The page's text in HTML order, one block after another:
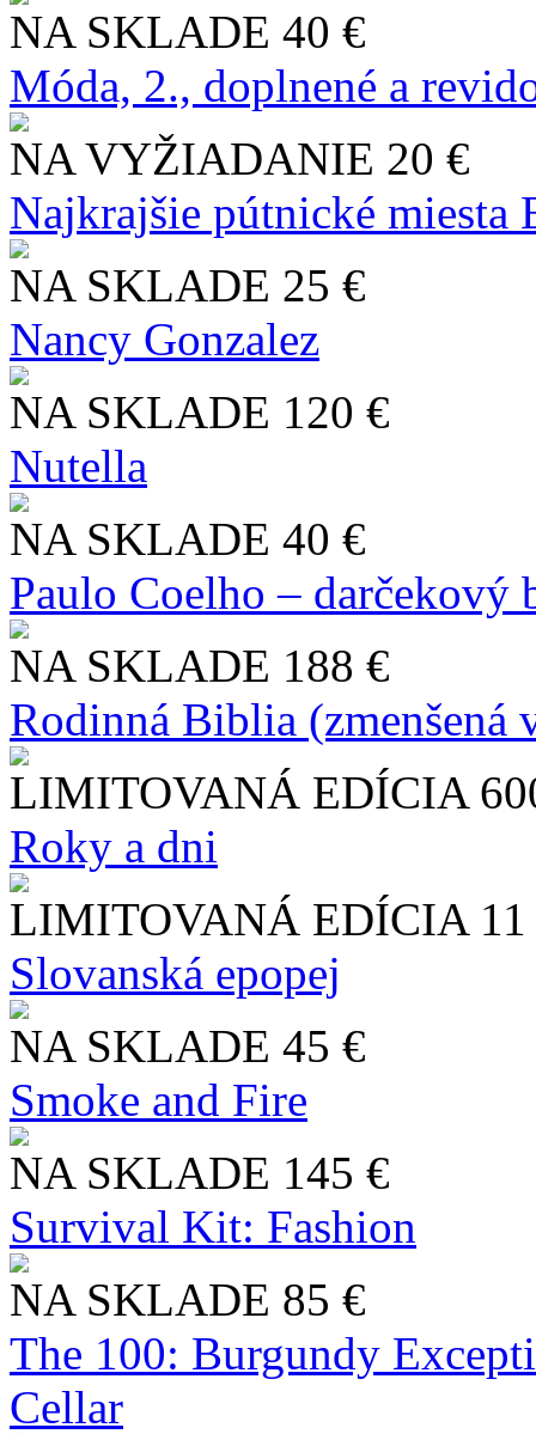
NA SKLADE 40 €
Móda, 2., doplnené a
NA VYŽIADANIE 20 €
Najkrajšie pútnické miesta
NA SKLADE 25 €
Nancy Gonzalez
NA SKLADE 120 €
Nutella
NA SKLADE 40 €
Paulo Coelho – darčekový
NA SKLADE 188 €
Rodinná Biblia (zmenšená
LIMITOVANÁ EDÍCIA
Roky a dni
LIMITOVANÁ EDÍCIA
Slo​vanská epopej
NA SKLADE 45 €
Smoke and Fire
NA SKLADE 145 €
Survival Kit: Fashion
NA SKLADE 85 €
The 100: Burgundy
Cellar